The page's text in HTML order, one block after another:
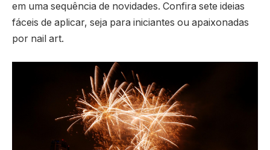
em uma sequência de novidades. Confira sete ideias
fáceis de aplicar, seja para iniciantes ou apaixonadas
por nail art.